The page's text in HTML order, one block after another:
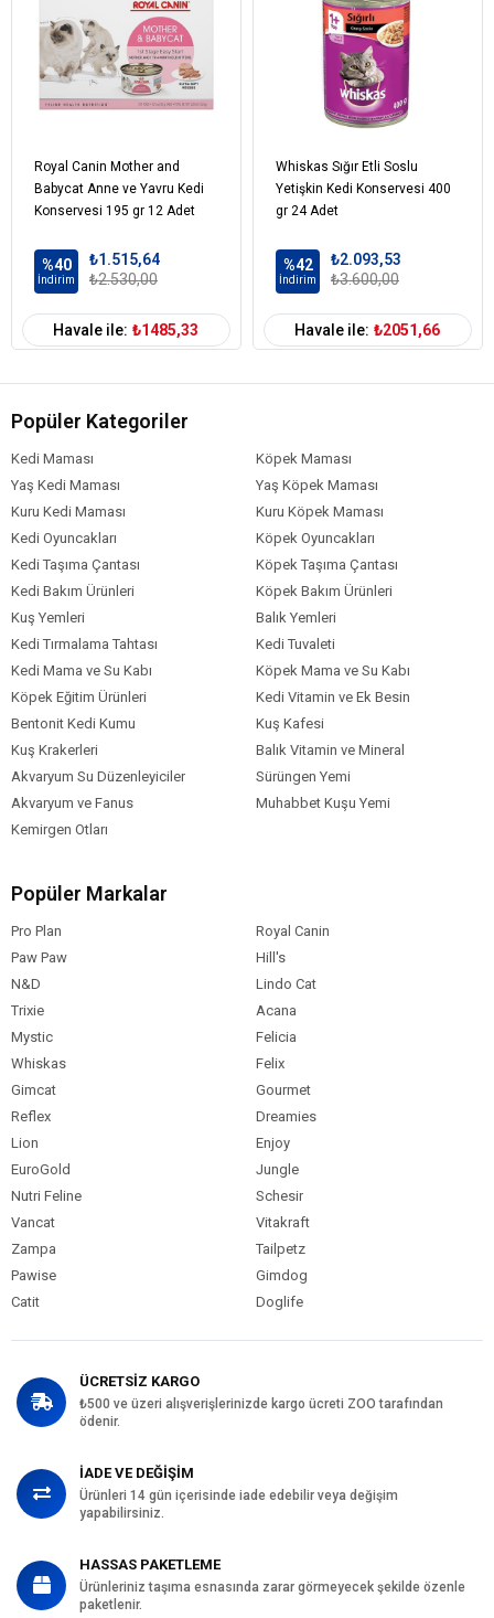
Royal Canin Mother and
Babycat Anne ve Yavru Kedi
Konservesi 195 gr 12 Adet
%40
İndirim
₺1.515,64
₺2.530,00
Havale ile: ₺1485,33
Whiskas Sığır Etli Soslu
Yetişkin Kedi Konservesi 400
gr 24 Adet
%42
İndirim
₺2.093,53
₺3.600,00
Havale ile: ₺2051,66
Popüler Kategoriler
Kedi Maması
Köpek Maması
Yaş Kedi Maması
Yaş Köpek Maması
Kuru Kedi Maması
Kuru Köpek Maması
Kedi Oyuncakları
Köpek Oyuncakları
Kedi Taşıma Çantası
Köpek Taşıma Çantası
Kedi Bakım Ürünleri
Köpek Bakım Ürünleri
Kuş Yemleri
Balık Yemleri
Kedi Tırmalama Tahtası
Kedi Tuvaleti
Kedi Mama ve Su Kabı
Köpek Mama ve Su Kabı
Köpek Eğitim Ürünleri
Kedi Vitamin ve Ek Besin
Bentonit Kedi Kumu
Kuş Kafesi
Kuş Krakerleri
Balık Vitamin ve Mineral
Akvaryum Su Düzenleyiciler
Sürüngen Yemi
Akvaryum ve Fanus
Muhabbet Kuşu Yemi
Kemirgen Otları
Popüler Markalar
Pro Plan
Royal Canin
Paw Paw
Hill's
N&D
Lindo Cat
Trixie
Acana
Mystic
Felicia
Whiskas
Felix
Gimcat
Gourmet
Reflex
Dreamies
Lion
Enjoy
EuroGold
Jungle
Nutri Feline
Schesir
Vancat
Vitakraft
Zampa
Tailpetz
Pawise
Gimdog
Catit
Doglife
ÜCRETSİZ KARGO
₺500 ve üzeri alışverişlerinizde kargo ücreti ZOO tarafından
ödenir.
İADE VE DEĞİŞİM
Ürünleri 14 gün içerisinde iade edebilir veya değişim
yapabilirsiniz.
HASSAS PAKETLEME
Ürünleriniz taşıma esnasında zarar görmeyecek şekilde özenle
paketlenir.